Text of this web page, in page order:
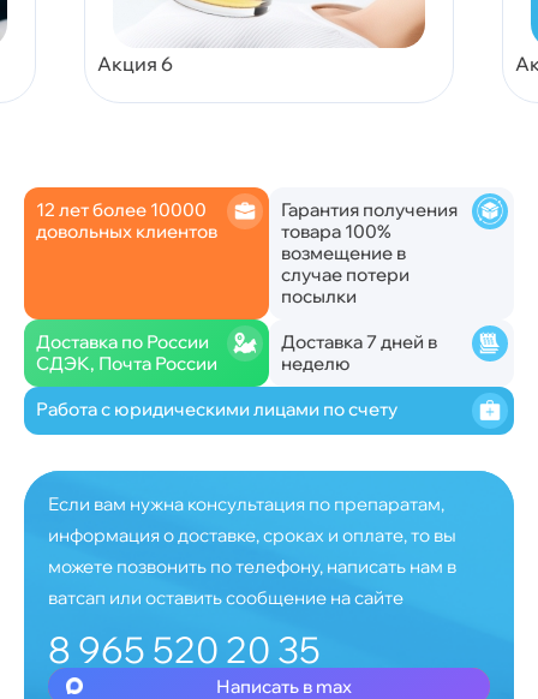
Акция 6
12 лет более 10000
довольных клиентов
Гарантия получения
товара 100%
возмещение в
случае потери
посылки
Доставка по России
СДЭК, Почта России
Доставка 7 дней в
неделю
Работа с юридическими лицами по счету
Если вам нужна консультация по препаратам,
информация о доставке, сроках и оплате, то вы
можете позвонить по телефону, написать нам в
ватсап или оставить сообщение на сайте
8 965 520 20 35
Написать в max